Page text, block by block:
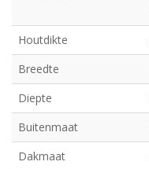
Houtdikte
Breedte
Diepte
Buitenmaat
Dakmaat